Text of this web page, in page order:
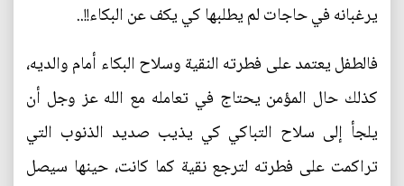
يرغبانه في حاجات لم يطلبها كي يكف عن البكاء!!..
فالطفل يعتمد على فطرته النقية وسلاح البكاء أمام والديه،
كذلك حال المؤمن يحتاج في تعامله مع الله عز وجل أن
يلجأ إلى سلاح التباكي كي يذيب صديد الذنوب التي
تراكمت على فطرته لترجع نقية كما كانت، حينها سيصل